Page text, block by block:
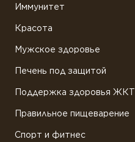
Иммунитет
Красота
Мужское здоровье
Печень под защитой
Поддержка здоровья ЖКТ
Правильное пищеварение
Спорт и фитнес